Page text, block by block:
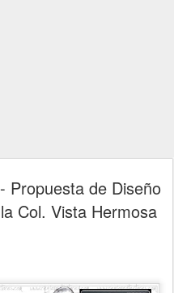
Propuesta de Diseño
Col. Vista Hermosa